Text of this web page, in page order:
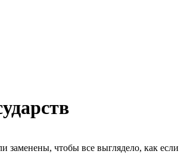
заменены, чтобы все выглядело, как если